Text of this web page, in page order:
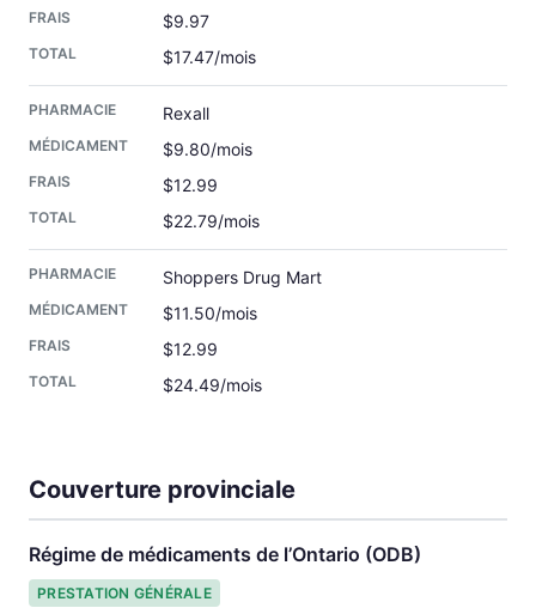
$9.97
$17.47/mois
Rexall
$9.80/mois
$12.99
$22.79/mois
Shoppers Drug Mart
$11.50/mois
$12.99
$24.49/mois
Couverture provinciale
Régime de médicaments de l’Ontario (ODB)
PRESTATION GÉNÉRALE